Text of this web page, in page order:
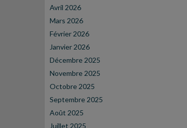
Avril 2026
Mars 2026
Février 2026
Janvier 2026
Décembre 2025
Novembre 2025
Octobre 2025
Septembre 2025
Août 2025
Juillet 2025